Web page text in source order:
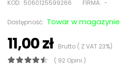
KOD: 5060125599266 FIRMA: -
Dostępność: Towar w magazynie
11,00 złBrutto ( Z VAT 23%)
( 92 Opini )